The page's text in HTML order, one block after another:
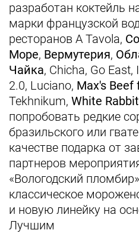
разработан коктейль
марки французской
ресторанов A Tavola,
Море, Вермутерия,
Чайка, Chicha, Go East,
2.0, Luciano, Max's Beef
Tekhnikum, White Rabbit
попробовать редкие
бразильского или
качестве подарка от
партнеров
«Вологодский
классическое
и новую линейку на
Лучшим